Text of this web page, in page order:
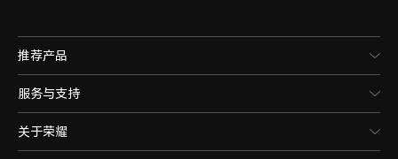
备注：*5G网络使用，需要根据运营商
况确定是否支持。
4G网络制式主卡
推荐产品
服务与支持
关于荣耀